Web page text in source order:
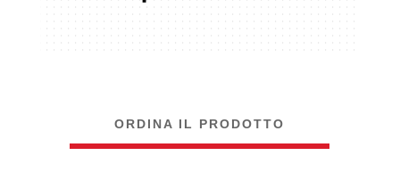
ORDINA IL PRODOTTO